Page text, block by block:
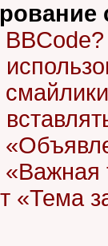
BBCode?
«Важная
«Тема